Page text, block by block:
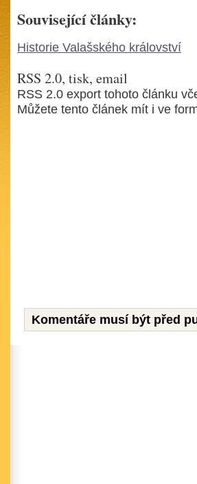
Související články:
Historie Valašského království
RSS 2.0, tisk, email
RSS 2.0 export tohoto článku
Můžete tento článek mít i ve
Komentáře musí být před